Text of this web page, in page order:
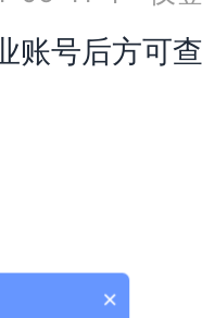
账号后方可
×